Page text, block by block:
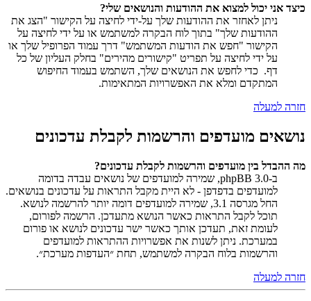
כיצד אני יכול למצוא את ההודעות והנושאים שלי?
ניתן לאחזר את ההודעות שלך על-ידי לחיצה על הקישור "הצג את
ההודעות שלך" בתוך לוח הבקרה למשתמש או על ידי לחיצה על
הקישור "חפש את הודעות המשתמש" דרך עמוד הפרופיל שלך או
על ידי לחיצה על תפריט "קישורים מהירים" בחלק העליון של כל
דף. כדי לחפש את הנושאים שלך, השתמש בעמוד החיפוש
המתקדם ומלא את האפשרויות המתאימות.
חזרה למעלה
נושאים מועדפים והרשמות לקבלת עדכונים
מה ההבדל בין מועדפים והרשמות לקבלת עדכונים?
ב-phpBB 3.0, שמירה למועדפים של נושאים עבדה בדומה
למועדפים בדפדפן - לא היית מקבל התראות על עדכונים בנושאים.
החל מגרסה 3.1, שמירה למועדפים דומה יותר להרשמה לנושא.
תוכל לקבל התראות כאשר הנושא מתעדכן. הרשמה לפורום,
לעומת זאת, תעדכן אותך כאשר ישר עדכונים לנושא או פורום
במערכת. ניתן לשנות את אפשרויות ההתראות למועדפים
והרשמות בלוח הבקרה למשתמש, תחת ״העדפות מערכת״.
חזרה למעלה